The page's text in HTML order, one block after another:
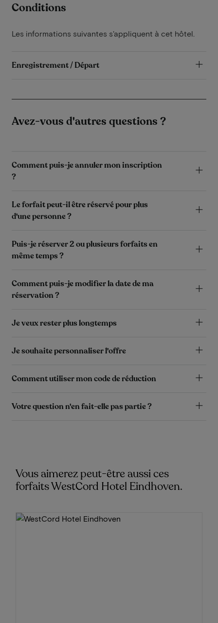
Conditions
Les informations suivantes s'appliquent à cet hôtel.
Enregistrement / Départ
Avez-vous d'autres questions ?
Comment puis-je annuler mon inscription
?
Le forfait peut-il être réservé pour plus
d'une personne ?
Puis-je réserver 2 ou plusieurs forfaits en
même temps ?
Comment puis-je modifier la date de ma
réservation ?
Je veux rester plus longtemps
Je souhaite personnaliser l'offre
Comment utiliser mon code de réduction
Votre question n'en fait-elle pas partie ?
Vous aimerez peut-être aussi ces
forfaits WestCord Hotel Eindhoven.